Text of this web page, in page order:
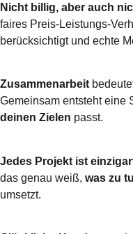
Nicht billig, aber auch
faires Preis-Leistungs-
berücksichtigt und echte
Zusammenarbeit
Gemeinsam entsteht eine
deinen Zielen passt.
Jedes Projekt ist
das genau weiß, was zu
umsetzt.